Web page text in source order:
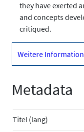
they have exerted
and concepts
critiqued.
Weitere
Metadata
Titel (lang)